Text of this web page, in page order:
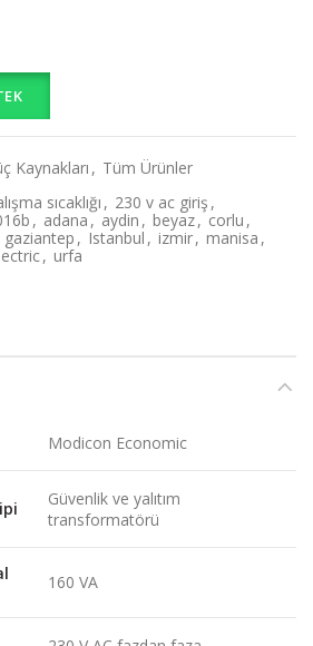
Phaseo Transformatörler ve Doğru
Kaynakları , Tüm Ürünler
sıcaklığı , 230 v ac giriş ,
, adana , aydin , beyaz, corlu ,
gaziantep , Istanbul , izmir, manisa ,
, urfa
Modicon Economic
Güvenlik ve yalıtım
transformatörü
160 VA